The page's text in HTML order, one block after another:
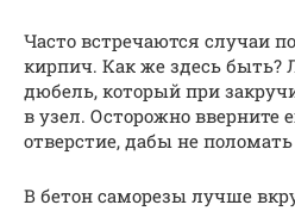
Часто встречаются случаи
кирпич. Как же здесь быть?
дюбель, который при
в узел. Осторожно вверните
отверстие, дабы не поломать
В бетон саморезы лучше